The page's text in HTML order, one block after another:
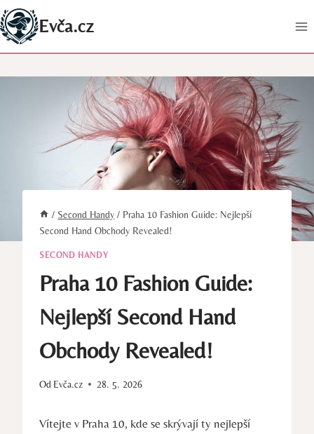
Přeskočit
na
obsah
Evča.cz
/ Second Handy / Praha 10 Fashion Guide: Nejlepší
Second Hand Obchody Revealed!
SECOND HANDY
Praha 10 Fashion Guide:
Nejlepší Second Hand
Obchody Revealed!
Od Evča.cz 28. 5. 2026
Vítejte v Praha 10, kde se skrývají ty nejlepší